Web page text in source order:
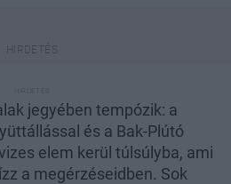
jegyében tempózik: a
és a Bak-Plútó
elem kerül túlsúlyba, ami
a megérzéseidben. Sok